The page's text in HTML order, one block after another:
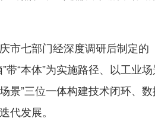
市七部门经深度调研后制定
”带“本体”为实施路径、以工业
景”三位一体构建技术闭环、
代发展。